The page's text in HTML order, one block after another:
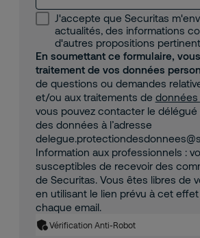
J'accepte que Securitas
actualités, des informations
d'autres propositions
En soumettant ce formulaire,
traitement de vos données
de questions ou demandes
et/ou aux traitements de données
vous pouvez contacter le délégué
des données à l’adresse
Information aux professionnels :
susceptibles de recevoir des
de Securitas. Vous êtes libres de
en utilisant le lien prévu à cet
chaque email.
Vérification Anti-Robot